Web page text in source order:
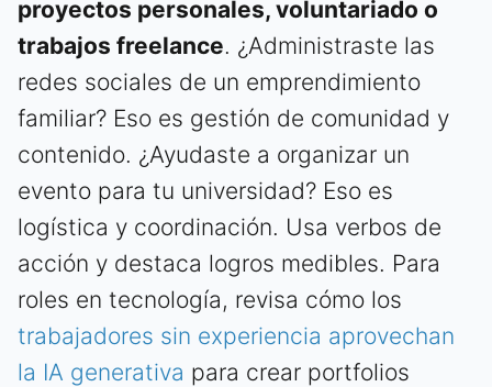
proyectos personales, voluntariado o
trabajos freelance. ¿Administraste las
redes sociales de un emprendimiento
familiar? Eso es gestión de comunidad y
contenido. ¿Ayudaste a organizar un
evento para tu universidad? Eso es
logística y coordinación. Usa verbos de
acción y destaca logros medibles. Para
roles en tecnología, revisa cómo los
trabajadores sin experiencia aprovechan
la IA generativa para crear portfolios